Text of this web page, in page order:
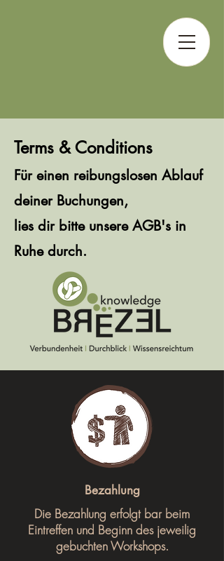
Terms & Conditions
Für einen reibungslosen Ablauf
deiner Buchungen,
lies dir bitte unsere AGB's in
Ruhe durch.
Bezahlung
Die Bezahlung erfolgt bar beim
Eintreffen und Beginn des jeweilig
gebuchten Workshops.